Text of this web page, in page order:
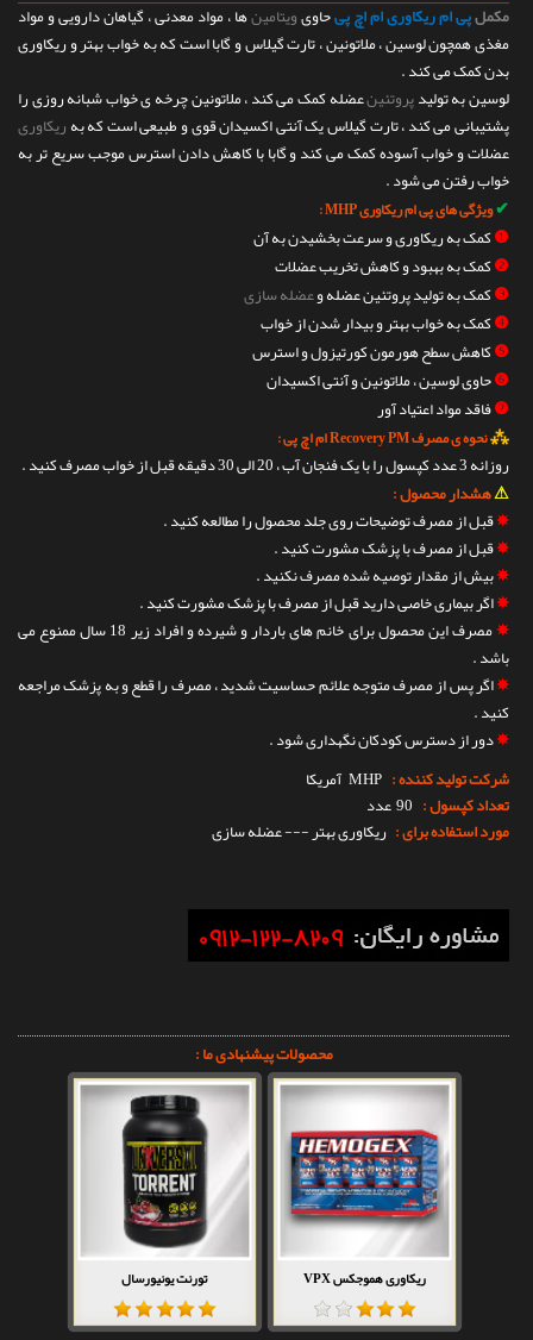
مکملپی ام ریکاوری ام اچ پیحاویویتامینها ، مواد معدنی ، گیاهان دارویی و مواد
مغذی همچون لوسین ، ملاتونین ، تارت گیلاس و گابا است که به خواب بهتر و ریکاوری
بدن کمک می کند .
لوسین به تولیدپروتئینعضله کمک می کند ، ملاتونین چرخه ی خواب شبانه روزی را
پشتیبانی می کند ، تارت گیلاس یک آنتی اکسیدان قوی و طبیعی است که بهریکاوری
عضلات و خواب آسوده کمک می کند و گابا با کاهش دادن استرس موجب سریع تر به
خواب رفتن می شود .
✔ویژگی هایپی ام ریکاوریMHP
:
❶کمک به ریکاوری و سرعت بخشیدن به آن
❷کمک به بهبود و کاهش تخریب عضلات
❸کمک به تولید پروتئین عضله وعضله سازی
❹کمک به خواب بهتر و بیدار شدن از خواب
❺کاهش سطح هورمون کورتیزول و استرس
❻حاوی لوسین ، ملاتونین و آنتی اکسیدان
❼فاقد مواد اعتیاد آور
⁂نحوه ی مصرف Recovery PM ام اچ پی :
روزانه 3 عدد کپسول را با یک فنجان آب ، 20 الی 30 دقیقه قبل از خواب مصرف کنید .
⚠هشدار محصول :
✵قبل از مصرف توضیحات روی جلد محصول را مطالعه کنید .
✵قبل از مصرف با پزشک مشورت کنید .
✵بیش از مقدار توصیه شده مصرف نکنید .
✵اگر بیماری خاصی دارید قبل از مصرف با پزشک مشورت کنید .
✵
مصرف این محصول برای خانم های باردار و شیرده و افراد زیر 18 سال ممنوع می
باشد .
✵اگر پس از مصرف متوجه علائم حساسیت شدید ، مصرف را قطع و به پزشک مراجعه
کنید .
✵دور از دسترس کودکان نگهداری شود .
شرکت تولید کننده : MHP آمریکا
تعداد کپسول : 90 عدد
مورد استفاده برای : ریکاوری بهتر --- عضله سازی
محصولات پیشنهادی ما :
ریکاوری هموجکس VPX تورنت یونیورسال